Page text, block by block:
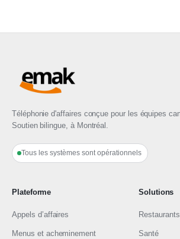
Téléphonie d'affaires conçue pour les équipes
Soutien bilingue, à Montréal.
Tous les systèmes sont opérationnels
Plateforme
Appels d’affaires
Menus et acheminement
Solutions
Restaurants
Santé